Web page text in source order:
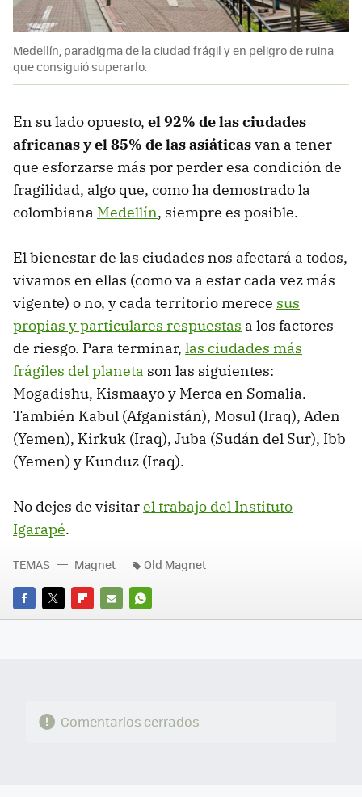
Medellín, paradigma de la ciudad frágil y en peligro de ruina
que consiguió superarlo.
En su lado opuesto, el 92% de las ciudades
africanas y el 85% de las asiáticasvan a tener
que esforzarse más por perder esa condición de
fragilidad, algo que, como ha demostrado la
colombiana Medellín, siempre es posible.
El bienestar de las ciudades nos afectará a todos,
vivamos en ellas (como va a estar cada vez más
vigente) o no, y cada territorio merece sus
propias y particulares respuestas a los factores
de riesgo. Para terminar, las ciudades más
frágiles del planeta son las siguientes:
Mogadishu, Kismaayo y Merca en Somalia.
También Kabul (Afganistán), Mosul (Iraq), Aden
(Yemen), Kirkuk (Iraq), Juba (Sudán del Sur), Ibb
(Yemen) y Kunduz (Iraq).
No dejes de visitarel trabajo del Instituto
Igarapé.
FACEBOOK
TWITTERFLIPBOARD
E-
WHATSAPP
TEMAS Magnet Old Magnet
Comentarios cerrados